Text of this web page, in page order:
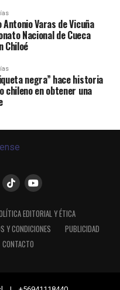
Varas de Vicuña
Nacional de Cueca
Chiloé
negra” hace historia
chileno en obtener una
EDITORIAL Y ÉTICA
Y CONDICIONES
PUBLICIDAD
CONTACTO